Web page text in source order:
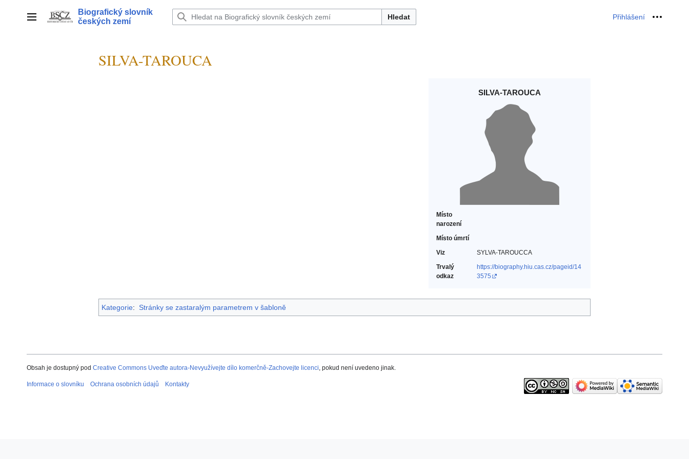
Hlavní menu
Biografický slovník
českých zemí
Hledat Přihlášení Osobní
SILVA-TAROUCA
SILVA-TAROUCA
Místo
narození
Místo úmrtí
Viz
SYLVA-TAROUCCA
Trvalý
odkaz
https://biography.hiu.cas.cz/pageid/14
3575
Kategorie: Stránky se zastaralým parametrem v šabloně
Obsah je dostupný pod Creative Commons Uveďte autora-Nevyužívejte dílo komerčně-Zachovejte licenci, pokud není uvedeno jinak.
Informace o slovníku Ochrana osobních údajů Kontakty